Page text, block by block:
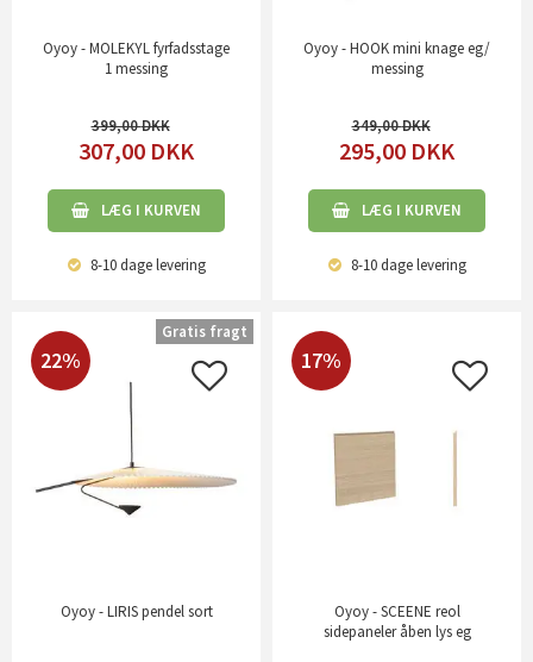
Oyoy - MOLEKYL fyrfadsstage
1 messing
399,00
307,00 DKK
LÆG I KURVEN
8-10 dagelevering
Oyoy - HOOK mini knage eg/
messing
349,00
295,00 DKK
LÆG I KURVEN
8-10 dagelevering
22%
Oyoy - LIRIS pendel sort
Gratis fragt
17%
Oyoy - SCEENE reol
sidepaneler åben lys eg